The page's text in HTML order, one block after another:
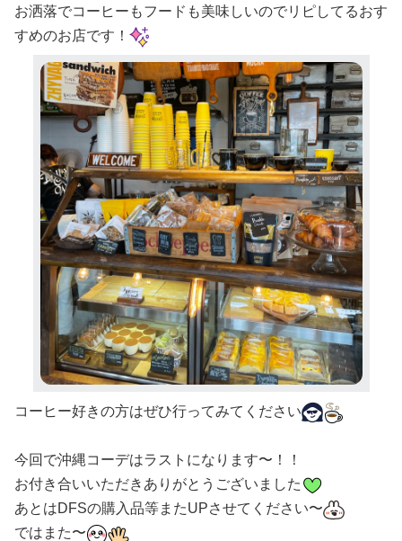
お洒落でコーヒーもフードも美味しいのでリピしてるおす
すめのお店です！
コーヒー好きの方はぜひ行ってみてください
今回で沖縄コーデはラストになります〜！！
お付き合いいただきありがとうございました
あとはDFSの購入品等またUPさせてください〜
ではまた〜